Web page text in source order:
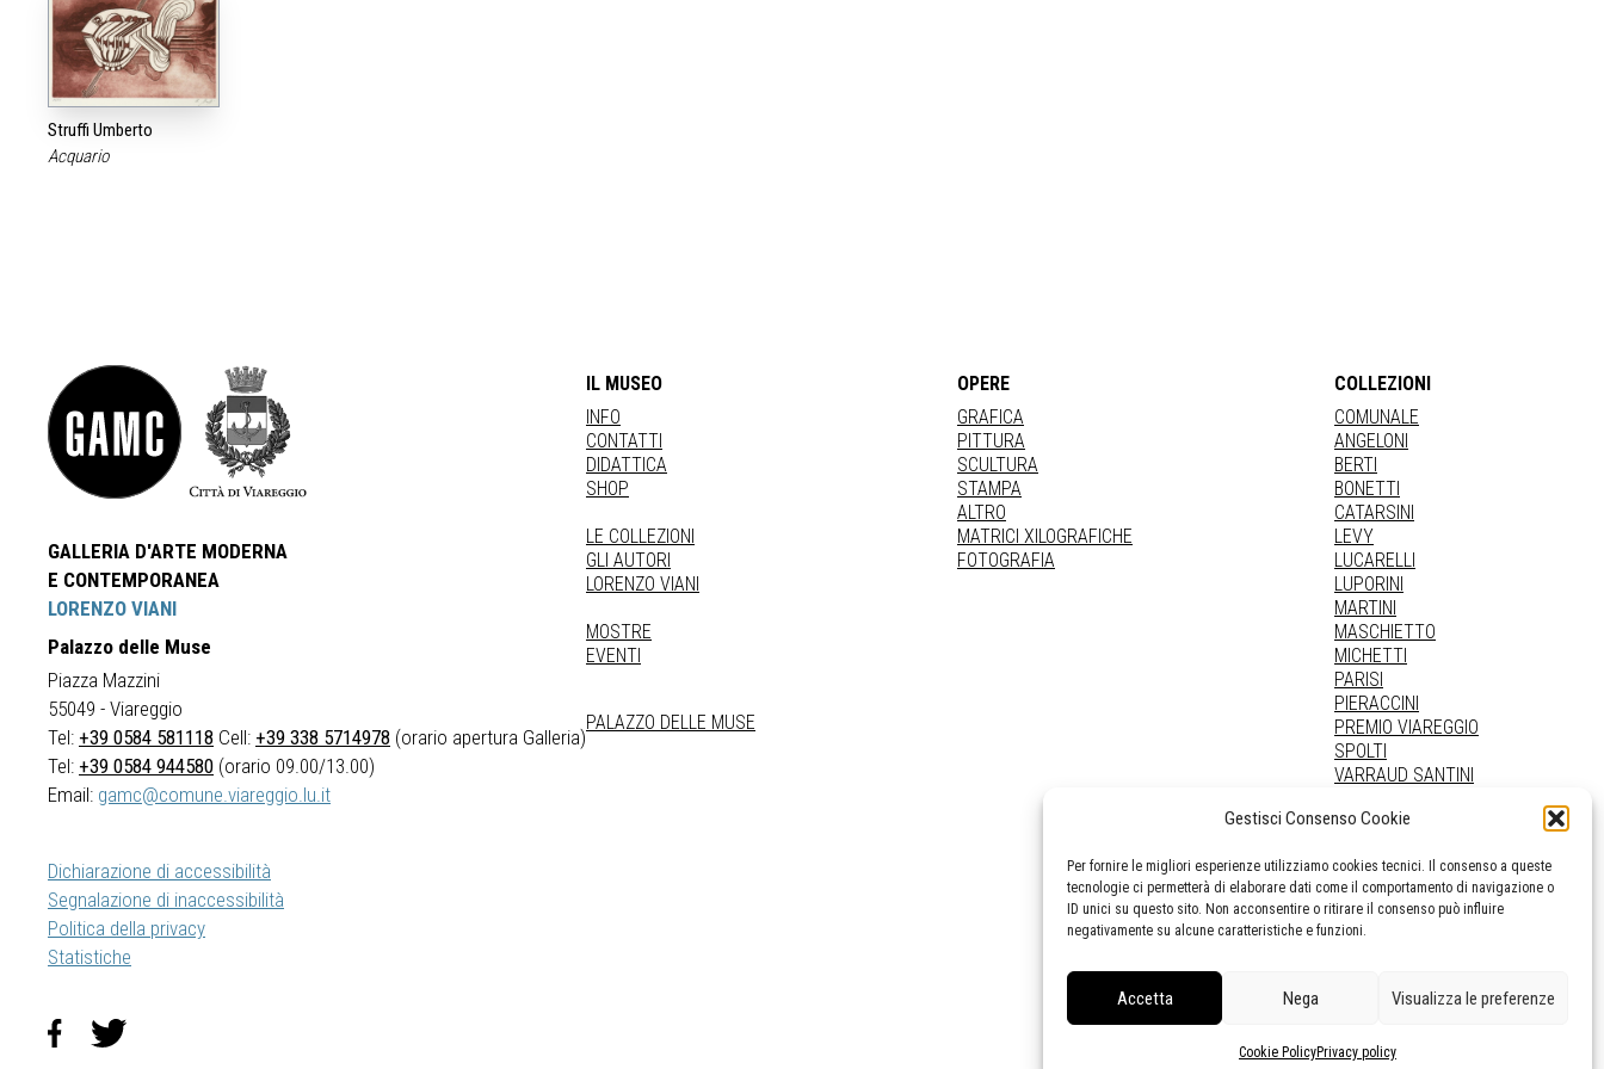
Gestisci Consenso Cookie
Per fornire le migliori esperienze utilizziamo cookies tecnici. Il consenso a queste
tecnologie ci permetterà di elaborare dati come il comportamento di navigazione o
ID unici su questo sito. Non acconsentire o ritirare il consenso può influire
negativamente su alcune caratteristiche e funzioni.
Accetta Nega Visualizza le preferenze
Cookie PolicyPrivacy policy
Struffi Umberto
Acquario
GALLERIA D'ARTE MODERNA
E CONTEMPORANEA
LORENZO VIANI
Palazzo delle Muse
Piazza Mazzini
55049 - Viareggio
Tel: +39 0584 581118 Cell: +39 338 5714978 (orario apertura Galleria)
Tel: +39 0584 944580 (orario 09.00/13.00)
Email: gamc@comune.viareggio.lu.it
Dichiarazione di accessibilità
Segnalazione di inaccessibilità
Politica della privacy
Statistiche
IL MUSEO
INFO
CONTATTI
DIDATTICA
SHOP
LE COLLEZIONI
GLI AUTORI
LORENZO VIANI
MOSTRE
EVENTI
PALAZZO DELLE MUSE
OPERE
GRAFICA
PITTURA
SCULTURA
STAMPA
ALTRO
MATRICI XILOGRAFICHE
FOTOGRAFIA
COLLEZIONI
COMUNALE
ANGELONI
BERTI
BONETTI
CATARSINI
LEVY
LUCARELLI
LUPORINI
MARTINI
MASCHIETTO
MICHETTI
PARISI
PIERACCINI
PREMIO VIAREGGIO
SPOLTI
VARRAUD SANTINI